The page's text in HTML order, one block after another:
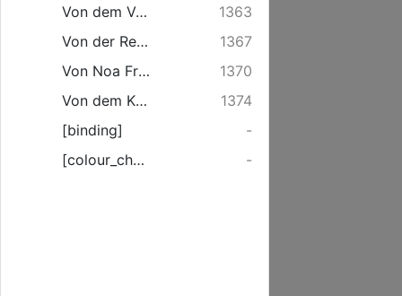
Von dem Verstand der Worte: Alles Tichten und Trachten ihres Herzens ist boese immerdar.
1363
Von der Reue Gottes.
1367
Von Noa Froemmigkeit.
1370
Von dem Kasten Noa.
1374
[binding]
-
[colour_checker]
-